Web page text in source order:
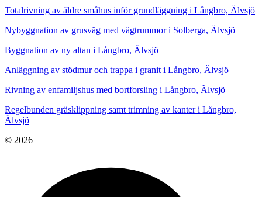
Totalrivning av äldre småhus inför grundläggning i Långbro, Älvsjö
Nybyggnation av grusväg med vägtrummor i Solberga, Älvsjö
Byggnation av ny altan i Långbro, Älvsjö
Anläggning av stödmur och trappa i granit i Långbro, Älvsjö
Rivning av enfamiljshus med bortforsling i Långbro, Älvsjö
Regelbunden gräsklippning samt trimning av kanter i Långbro,
Älvsjö
© 2026